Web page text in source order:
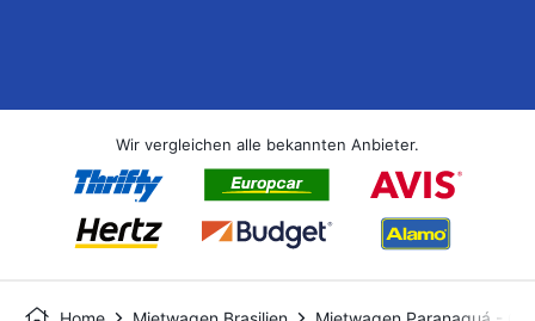
Wir vergleichen alle bekannten Anbieter.